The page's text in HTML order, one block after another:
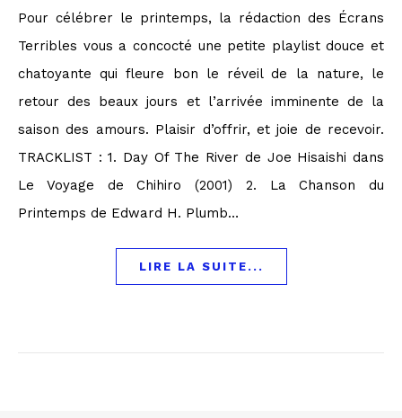
Pour célébrer le printemps, la rédaction des Écrans
Terribles vous a concocté une petite playlist douce et
chatoyante qui fleure bon le réveil de la nature, le
retour des beaux jours et l’arrivée imminente de la
saison des amours. Plaisir d’offrir, et joie de recevoir.
TRACKLIST : 1. Day Of The River de Joe Hisaishi dans
Le Voyage de Chihiro (2001) 2. La Chanson du
Printemps de Edward H. Plumb…
LIRE LA SUITE...